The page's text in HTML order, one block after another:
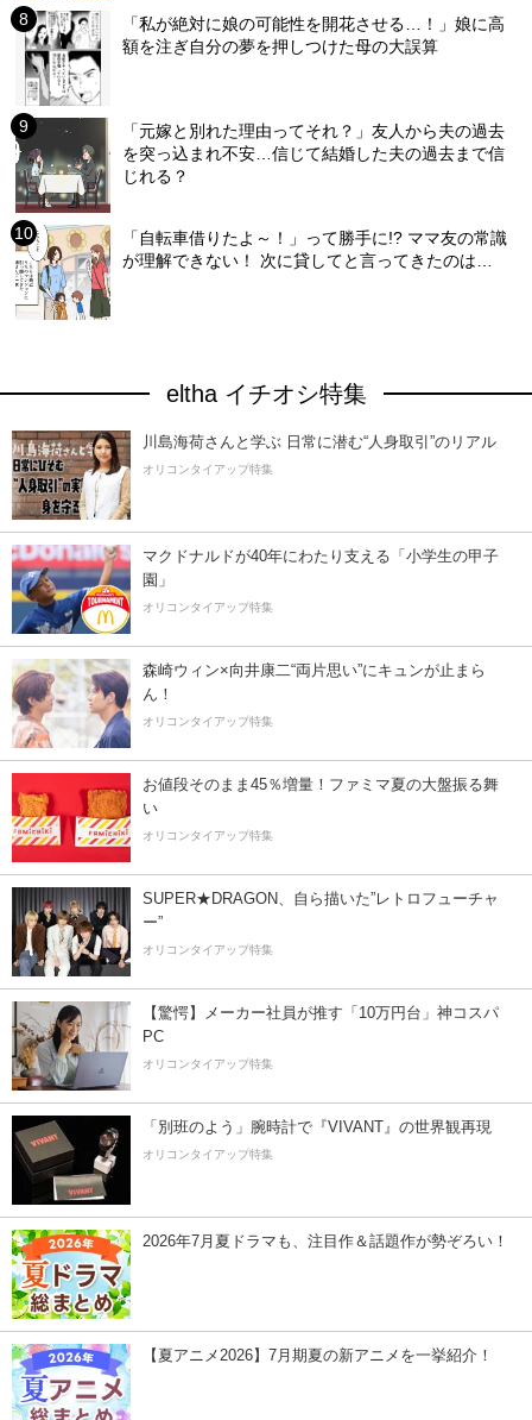
「私が絶対に娘の可能性を開花させる…！」娘に高
額を注ぎ自分の夢を押しつけた母の大誤算
「元嫁と別れた理由ってそれ？」友人から夫の過去
を突っ込まれ不安…信じて結婚した夫の過去まで信
じれる？
「自転車借りたよ～！」って勝手に!? ママ友の常識
が理解できない！ 次に貸してと言ってきたのは…
eltha イチオシ特集
川島海荷さんと学ぶ 日常に潜む“人身取引”のリアル
オリコンタイアップ特集
マクドナルドが40年にわたり支える「小学生の甲子
園」
オリコンタイアップ特集
森崎ウィン×向井康二“両片思い”にキュンが止まら
ん！
オリコンタイアップ特集
お値段そのまま45％増量！ファミマ夏の大盤振る舞
い
オリコンタイアップ特集
SUPER★DRAGON、自ら描いた”レトロフューチャ
ー”
オリコンタイアップ特集
【驚愕】メーカー社員が推す「10万円台」神コスパ
PC
オリコンタイアップ特集
「別班のよう」腕時計で『VIVANT』の世界観再現
オリコンタイアップ特集
2026年7月夏ドラマも、注目作＆話題作が勢ぞろい！
【夏アニメ2026】7月期夏の新アニメを一挙紹介！